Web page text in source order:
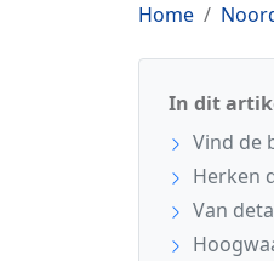
Home
In dit
Vind de
Herken
Van